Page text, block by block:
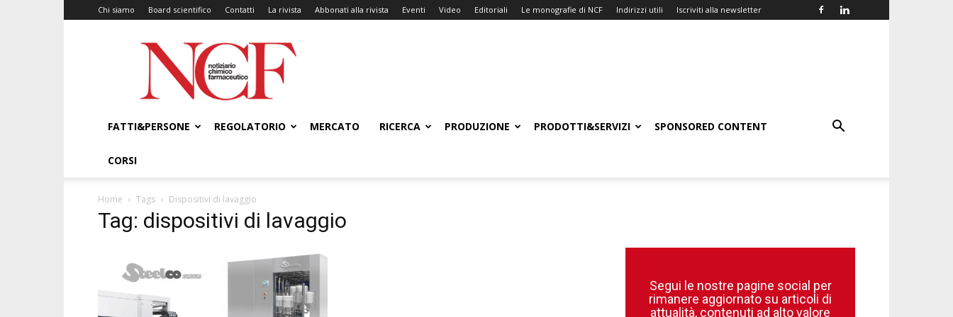
Chi siamo Board scientifico Contatti La rivista Abbonati alla rivista Eventi Video Editoriali Le monografie di NCF Indirizzi utili Iscriviti alla newsletter
NCF
–
Notiziario
Chimico
FATTI&PERSONE
REGOLATORIO MERCATO RICERCA PRODUZIONE PRODOTTI&SERVIZI SPONSORED CONTENT
CORSI
Home Tags Dispositivi di lavaggio
Tag: dispositivi di lavaggio
Segui le nostre pagine social per
rimanere aggiornato su articoli di
attualità, contenuti ad alto valore